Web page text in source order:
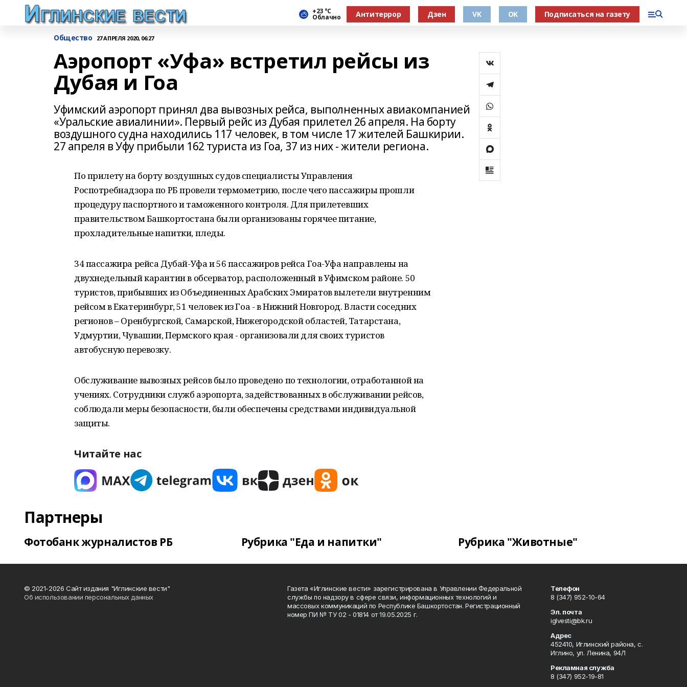
+23 °С
Облачно Антитеррор Дзен VK OK Подписаться на газету
Общество 27 АПРЕЛЯ 2020, 06:27
Аэропорт «Уфа» встретил рейсы из
Дубая и Гоа
Уфимский аэропорт принял два вывозных рейса, выполненных авиакомпанией
«Уральские авиалинии». Первый рейс из Дубая прилетел 26 апреля. На борту
воздушного судна находились 117 человек, в том числе 17 жителей Башкирии.
27 апреля в Уфу прибыли 162 туриста из Гоа, 37 из них - жители региона.
По прилету на борту воздушных судов специалисты Управления
Роспотребнадзора по РБ провели термометрию, после чего пассажиры прошли
процедуру паспортного и таможенного контроля. Для прилетевших
правительством Башкортостана были организованы горячее питание,
прохладительные напитки, пледы.
34 пассажира рейса Дубай-Уфа и 56 пассажиров рейса Гоа-Уфа направлены на
двухнедельный карантин в обсерватор, расположенный в Уфимском районе. 50
туристов, прибывших из Объединенных Арабских Эмиратов вылетели внутренним
рейсом в Екатеринбург, 51 человек из Гоа - в Нижний Новгород. Власти соседних
регионов – Оренбургской, Самарской, Нижегородской областей, Татарстана,
Удмуртии, Чувашии, Пермского края - организовали для своих туристов
автобусную перевозку.
Обслуживание вывозных рейсов было проведено по технологии, отработанной на
учениях. Сотрудники служб аэропорта, задействованных в обслуживании рейсов,
соблюдали меры безопасности, были обеспечены средствами индивидуальной
защиты.
Читайте нас
Партнеры
Фотобанк журналистов РБ Рубрика "Еда и напитки" Рубрика "Животные"
© 2021-2026 Сайт издания "Иглинские вести"
Об использовании персональных данных
Газета «Иглинские вести» зарегистрирована в Управлении Федеральной
службы по надзору в сфере связи, информационных технологий и
массовых коммуникаций по Республике Башкортостан. Регистрационный
номер ПИ № ТУ 02 - 01814 от 19.05.2025 г.
Телефон
8 (347) 952-10-64
Эл. почта
iglvesti@bk.ru
Адрес
452410, Иглинский района, с.
Иглино, ул. Ленина, 94/1
Рекламная служба
8 (347) 952-19-81